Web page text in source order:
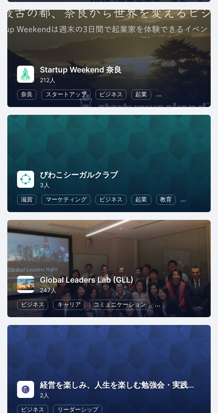
Startup Weekend 奈良
212人
奈良
スタートアップ ビジネス 起業 異業種交流
びわこシーガルクラブ
3人
滋賀
マーケティング ビジネス 起業 教育 リーダーシ
Global Leaders Lab (GLL)
247人
ビジネス
キャリア コミュニケーション リーダーシップ
経営を楽しみ、人生を楽しむ勉強会・実践会＠ABCO.biz
2人
ビジネス
リーダーシップ